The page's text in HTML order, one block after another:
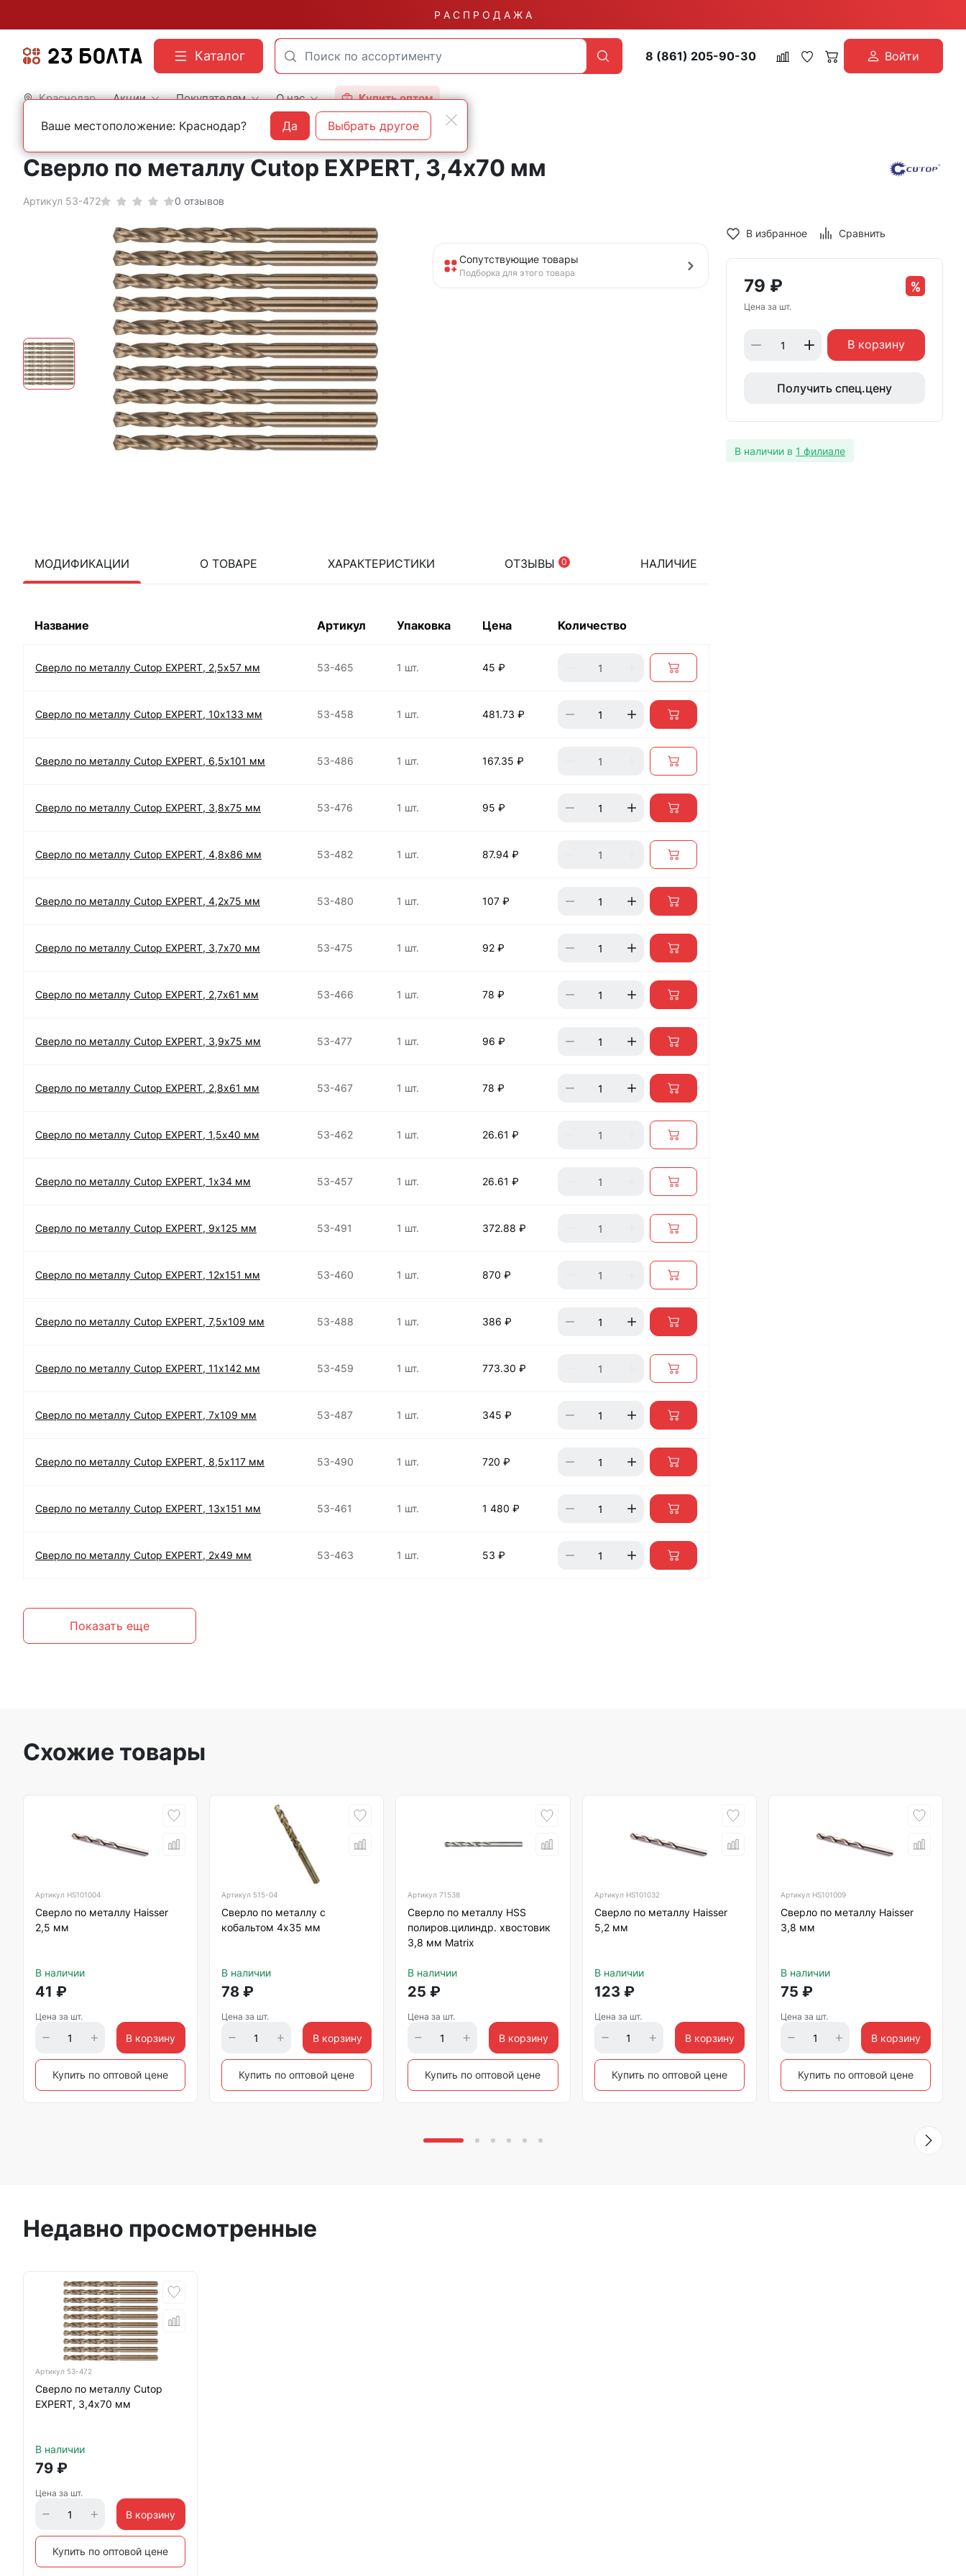
Р А С П Р О Д А Ж А
Каталог 8 (861) 205-90-30 Войти
Краснодар Акции Покупателям О нас Купить оптом
Главная Оснастка Сверла По металлу Кобальтовые
Сверло по металлу Cutop EXPERT, 3,4х70 мм
Артикул 53-472 0 отзывов
Сопутствующие товары
Подборка для этого товара
МОДИФИКАЦИИ О ТОВАРЕ ХАРАКТЕРИСТИКИ ОТЗЫВЫ 0 НАЛИЧИЕ
Название Артикул Упаковка Цена Количество
Сверло по металлу Cutop EXPERT, 2,5х57 мм 53-465 1 шт. 45 ₽
Сверло по металлу Cutop EXPERT, 10х133 мм 53-458 1 шт. 481.73 ₽
Сверло по металлу Cutop EXPERT, 6,5х101 мм 53-486 1 шт. 167.35 ₽
Сверло по металлу Cutop EXPERT, 3,8х75 мм 53-476 1 шт. 95 ₽
Сверло по металлу Cutop EXPERT, 4,8х86 мм 53-482 1 шт. 87.94 ₽
Сверло по металлу Cutop EXPERT, 4,2х75 мм 53-480 1 шт. 107 ₽
Сверло по металлу Cutop EXPERT, 3,7х70 мм 53-475 1 шт. 92 ₽
Сверло по металлу Cutop EXPERT, 2,7х61 мм 53-466 1 шт. 78 ₽
Сверло по металлу Cutop EXPERT, 3,9х75 мм 53-477 1 шт. 96 ₽
Сверло по металлу Cutop EXPERT, 2,8х61 мм 53-467 1 шт. 78 ₽
Сверло по металлу Cutop EXPERT, 1,5х40 мм 53-462 1 шт. 26.61 ₽
Сверло по металлу Cutop EXPERT, 1х34 мм 53-457 1 шт. 26.61 ₽
Сверло по металлу Cutop EXPERT, 9х125 мм 53-491 1 шт. 372.88 ₽
Сверло по металлу Cutop EXPERT, 12х151 мм 53-460 1 шт. 870 ₽
Сверло по металлу Cutop EXPERT, 7,5х109 мм 53-488 1 шт. 386 ₽
Сверло по металлу Cutop EXPERT, 11х142 мм 53-459 1 шт. 773.30 ₽
Сверло по металлу Cutop EXPERT, 7х109 мм 53-487 1 шт. 345 ₽
Сверло по металлу Cutop EXPERT, 8,5х117 мм 53-490 1 шт. 720 ₽
Сверло по металлу Cutop EXPERT, 13х151 мм 53-461 1 шт. 1 480 ₽
Сверло по металлу Cutop EXPERT, 2х49 мм 53-463 1 шт. 53 ₽
Показать еще
В избранное Сравнить
79 ₽
Цена за шт.
В корзину
Получить спец.цену
В наличии в 1 филиале
Схожие товары
Артикул HS101004
Сверло по металлу Haisser
2,5 мм
В наличии
41 ₽
Цена за шт.
В корзину
Купить по оптовой цене
Артикул 515-04
Сверло по металлу с
кобальтом 4х35 мм
В наличии
78 ₽
Цена за шт.
В корзину
Купить по оптовой цене
Артикул71538
Сверло по металлу HSS
полиров.цилиндр. хвостовик
3,8 мм Matrix
В наличии
25 ₽
Цена за шт.
В корзину
Купить по оптовой цене
Артикул HS101032
Сверло по металлу Haisser
5,2 мм
В наличии
123 ₽
Цена за шт.
В корзину
Купить по оптовой цене
Артикул HS101009
Сверло по металлу Haisser
3,8 мм
В наличии
75 ₽
Цена за шт.
В корзину
Купить по оптовой цене
Недавно просмотренные
Артикул 53-472
Сверло по металлу Cutop
EXPERT, 3,4х70 мм
В наличии
79 ₽
Цена за шт.
В корзину
Купить по оптовой цене
Ваше местоположение: Краснодар? Да Выбрать другое